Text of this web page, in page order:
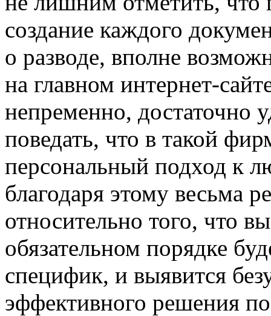
создание каждого
о разводе, вполне
на главном интернет-
непременно, достаточно
поведать, что в такой
персональный подход к
благодаря этому весьма
относительно того, что
обязательном порядке
специфик, и выявится
эффективного решения